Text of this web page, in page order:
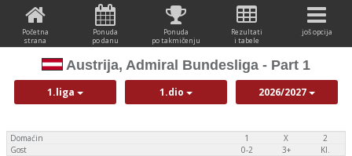
Početna
strana
Ponuda
po danu
Ponuda
po takmičenju
Rezultati
i tabele
još opcija
Austrija, Admiral Bundesliga - Part 1
1.liga 1.dio 2026/2027
Domaćin
Gost
1 X
2
0-2
3+ Kl.